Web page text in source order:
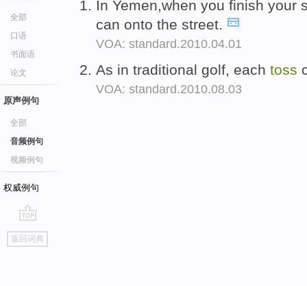
全部
口语
书面语
论文
原声例句
全部
音频例句
视频例句
权威例句
go
top
返回词典
In Yemen,when you finish
can onto the street.
VOA: standard.2010.04.01
As in traditional golf, each toss
VOA: standard.2010.08.03